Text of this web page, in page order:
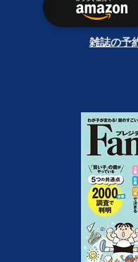
雑誌の予